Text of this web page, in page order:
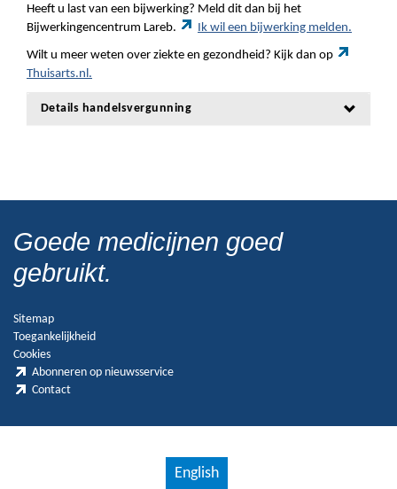
Heeft u last van een bijwerking? Meld dit dan bij het
Bijwerkingencentrum Lareb.
Ik wil een bijwerking melden.
Wilt u meer weten over ziekte en gezondheid? Kijk dan op
Thuisarts.nl.
Details handelsvergunning
Goede medicijnen goed
gebruikt.
Sitemap
Toegankelijkheid
Cookies
Abonneren op nieuwsservice
Contact
English